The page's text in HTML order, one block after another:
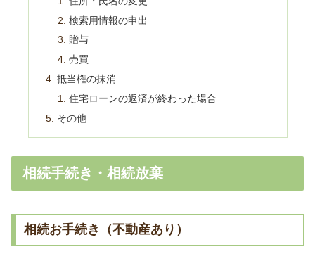
検索用情報の申出
贈与
売買
抵当権の抹消
住宅ローンの返済が終わった場合
その他
相続手続き・相続放棄
相続お手続き（不動産あり）